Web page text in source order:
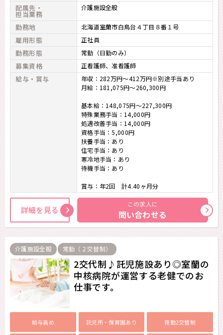
配属先・
担当業務
介護施設全般
勤務地 北海道室蘭市白鳥台４丁目８番１号
雇用形態 正社員
勤務形態 常勤（日勤のみ）
募集資格 正看護師 准看護師
給与・賞与
年収：282万円～412万円※別途手当あり
月給：181,075円～260,300円
基本給：148,075円～227,300円
特殊業務手当：14,000円
処遇改善手当：14,000円
資格手当：5,000円
扶養手当：あり
住宅手当：あり
寒冷地手当：あり
待機手当：あり
賞与：年2回 計4.40ヶ月分
詳細を見る
この求人に
問い合わせる
介護施設全般 常勤（２交替制）
2交代制♪託児施設あり◎室蘭の
中核病院が運営する老健でのお
仕事です。
給与高め 託児所・保育園あり 夜勤2交替制